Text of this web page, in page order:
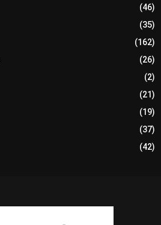
(46)
(35)
(162)
(26)
(2)
(21)
(19)
(37)
(42)